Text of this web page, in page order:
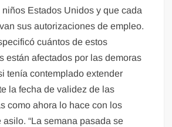
Estados Unidos y que cada
sus autorizaciones de empleo.
cuántos de estos
están afectados por las demoras
tenía contemplado extender
la fecha de validez de las
como ahora lo hace con los
“La semana pasada se